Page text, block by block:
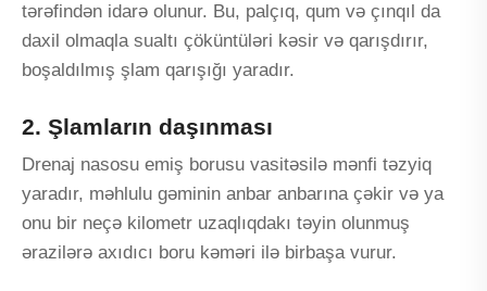
tərəfindən idarə olunur. Bu, palçıq, qum və çınqıl da
daxil olmaqla sualtı çöküntüləri kəsir və qarışdırır,
boşaldılmış şlam qarışığı yaradır.
2. Şlamların daşınması
Drenaj nasosu emiş borusu vasitəsilə mənfi təzyiq
yaradır, məhlulu gəminin anbar anbarına çəkir və ya
onu bir neçə kilometr uzaqlıqdakı təyin olunmuş
ərazilərə axıdıcı boru kəməri ilə birbaşa vurur.